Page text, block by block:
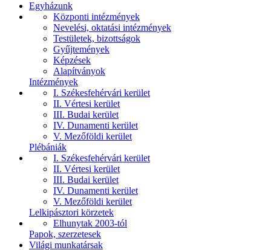
Egyházunk
Központi intézmények
Nevelési, oktatási intézmények
Testületek, bizottságok
Gyűjtemények
Képzések
Alapítványok
Intézmények
I. Székesfehérvári kerület
II. Vértesi kerület
III. Budai kerület
IV. Dunamenti kerület
V. Mezőföldi kerület
Plébániák
I. Székesfehérvári kerület
II. Vértesi kerület
III. Budai kerület
IV. Dunamenti kerület
V. Mezőföldi kerület
Lelkipásztori körzetek
Elhunytak 2003-tól
Papok, szerzetesek
Világi munkatársak